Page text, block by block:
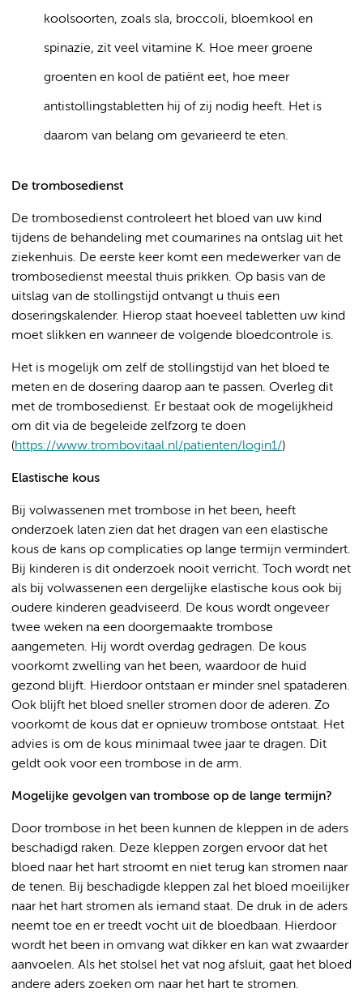
koolsoorten, zoals sla, broccoli, bloemkool en
spinazie, zit veel vitamine K. Hoe meer groene
groenten en kool de patiënt eet, hoe meer
antistollingstabletten hij of zij nodig heeft. Het is
daarom van belang om gevarieerd te eten.
De trombosedienst
De trombosedienst controleert het bloed van uw kind
tijdens de behandeling met coumarines na ontslag uit het
ziekenhuis. De eerste keer komt een medewerker van de
trombosedienst meestal thuis prikken. Op basis van de
uitslag van de stollingstijd ontvangt u thuis een
doseringskalender. Hierop staat hoeveel tabletten uw kind
moet slikken en wanneer de volgende bloedcontrole is.
Het is mogelijk om zelf de stollingstijd van het bloed te
meten en de dosering daarop aan te passen. Overleg dit
met de trombosedienst. Er bestaat ook de mogelijkheid
om dit via de begeleide zelfzorg te doen
(https://www.trombovitaal.nl/patienten/login1/)
Elastische kous
Bij volwassenen met trombose in het been, heeft
onderzoek laten zien dat het dragen van een elastische
kous de kans op complicaties op lange termijn vermindert.
Bij kinderen is dit onderzoek nooit verricht. Toch wordt net
als bij volwassenen een dergelijke elastische kous ook bij
oudere kinderen geadviseerd. De kous wordt ongeveer
twee weken na een doorgemaakte trombose
aangemeten. Hij wordt overdag gedragen. De kous
voorkomt zwelling van het been, waardoor de huid
gezond blijft. Hierdoor ontstaan er minder snel spataderen.
Ook blijft het bloed sneller stromen door de aderen. Zo
voorkomt de kous dat er opnieuw trombose ontstaat. Het
advies is om de kous minimaal twee jaar te dragen. Dit
geldt ook voor een trombose in de arm.
Mogelijke gevolgen van trombose op de lange termijn?
Door trombose in het been kunnen de kleppen in de aders
beschadigd raken. Deze kleppen zorgen ervoor dat het
bloed naar het hart stroomt en niet terug kan stromen naar
de tenen. Bij beschadigde kleppen zal het bloed moeilijker
naar het hart stromen als iemand staat. De druk in de aders
neemt toe en er treedt vocht uit de bloedbaan. Hierdoor
wordt het been in omvang wat dikker en kan wat zwaarder
aanvoelen. Als het stolsel het vat nog afsluit, gaat het bloed
andere aders zoeken om naar het hart te stromen.